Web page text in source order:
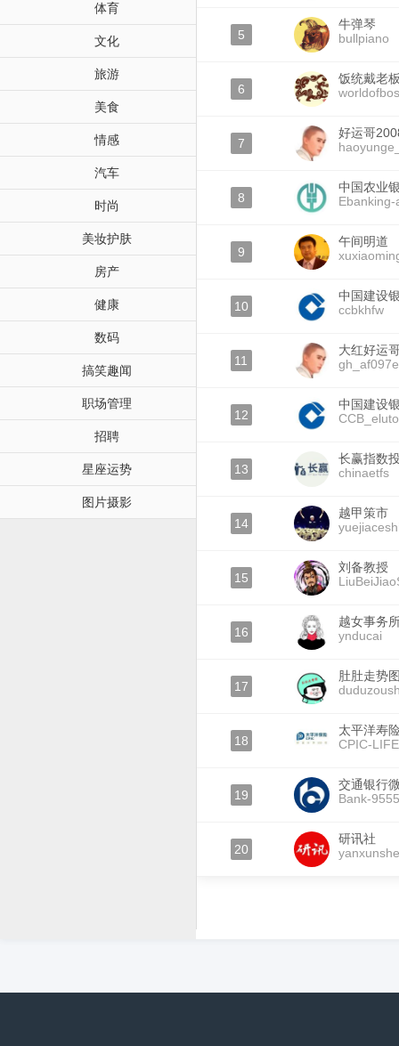
体育
文化
旅游
美食
情感
汽车
时尚
美妆护肤
房产
健康
数码
搞笑趣闻
职场管理
招聘
星座运势
图片摄影
5
牛弹琴
bullpiano
6
饭统戴老
7
好运哥
8
中国农业
Ebanking-
9
午间明道
10
中国建设
ccbkhfw
11
大红好运
12
中国建设
13
长赢指数
chinaetfs
14
越甲策市
15
刘备教授
16
越女事务
ynducai
17
肚肚走势
18
太平洋寿
CPIC-LIFE
19
交通银行
Bank-
20
研讯社
yanxunshe